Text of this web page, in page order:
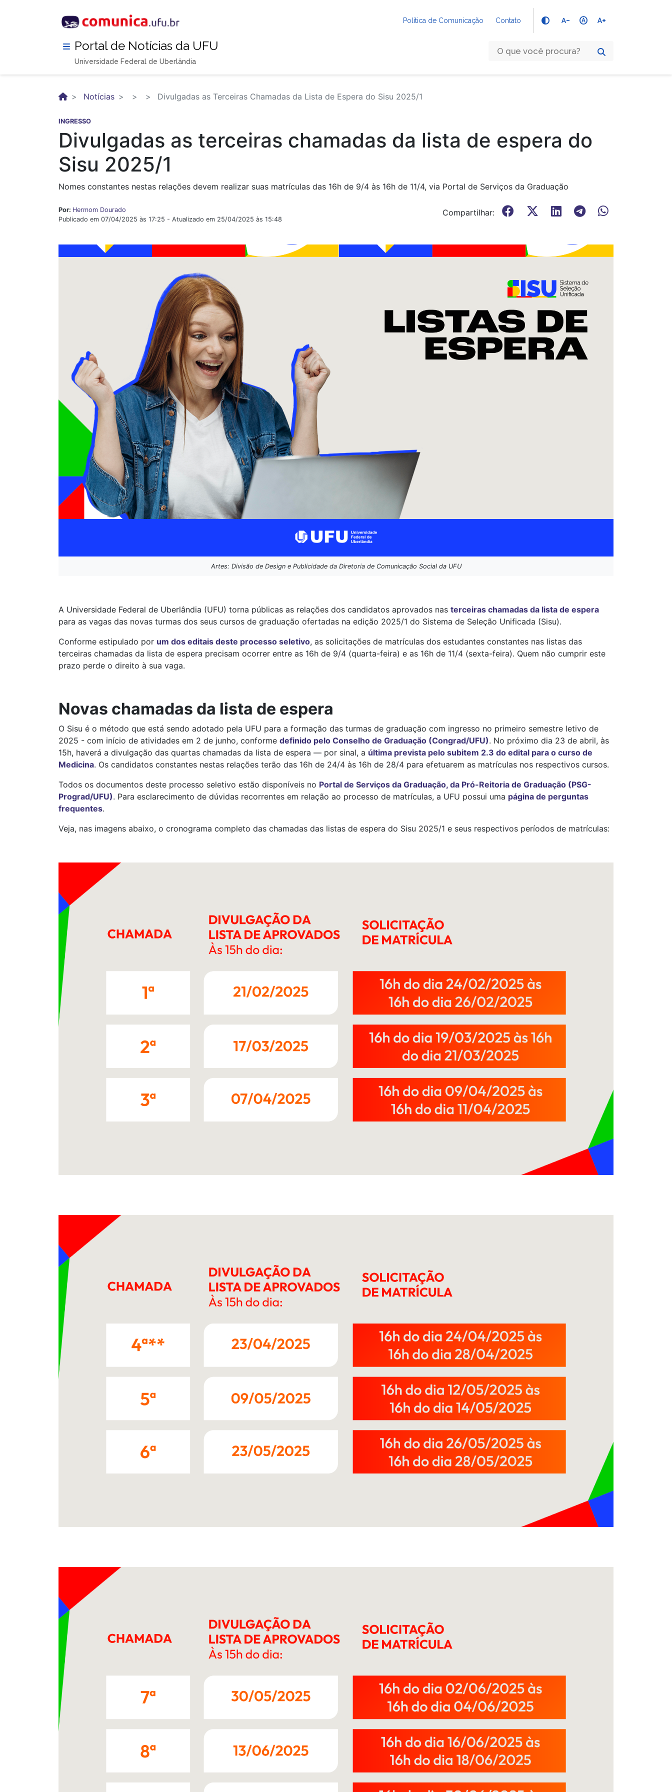
Política de Comunicação Contato text_decrease hdr_auto text_increase
Portal de Notícias da UFU
Universidade Federal de Uberlândia
Notícias Divulgadas as Terceiras Chamadas da Lista de Espera do Sisu 2025/1
INGRESSO
Divulgadas as terceiras chamadas da lista de espera do
Sisu 2025/1
Nomes constantes nestas relações devem realizar suas matrículas das 16h de 9/4 às 16h de 11/4, via Portal de Serviços da Graduação
Por: Hermom Dourado
Publicado em 07/04/2025 às 17:25 - Atualizado em 25/04/2025 às 15:48
Compartilhar:
Artes: Divisão de Design e Publicidade da Diretoria de Comunicação Social da UFU
A Universidade Federal de Uberlândia (UFU) torna públicas as relações dos candidatos aprovados nas terceiras chamadas da lista de espera
para as vagas das novas turmas dos seus cursos de graduação ofertadas na edição 2025/1 do Sistema de Seleção Unificada (Sisu).
Conforme estipulado por um dos editais deste processo seletivo, as solicitações de matrículas dos estudantes constantes nas listas das
terceiras chamadas da lista de espera precisam ocorrer entre as 16h de 9/4 (quarta-feira) e as 16h de 11/4 (sexta-feira). Quem não cumprir este
prazo perde o direito à sua vaga.
Novas chamadas da lista de espera
O Sisu é o método que está sendo adotado pela UFU para a formação das turmas de graduação com ingresso no primeiro semestre letivo de
2025 - com início de atividades em 2 de junho, conforme definido pelo Conselho de Graduação (Congrad/UFU). No próximo dia 23 de abril, às
15h, haverá a divulgação das quartas chamadas da lista de espera — por sinal, a última prevista pelo subitem 2.3 do edital para o curso de
Medicina. Os candidatos constantes nestas relações terão das 16h de 24/4 às 16h de 28/4 para efetuarem as matrículas nos respectivos cursos.
Todos os documentos deste processo seletivo estão disponíveis no Portal de Serviços da Graduação, da Pró-Reitoria de Graduação (PSG-
Prograd/UFU). Para esclarecimento de dúvidas recorrentes em relação ao processo de matrículas, a UFU possui uma página de perguntas
frequentes.
Veja, nas imagens abaixo, o cronograma completo das chamadas das listas de espera do Sisu 2025/1 e seus respectivos períodos de matrículas: